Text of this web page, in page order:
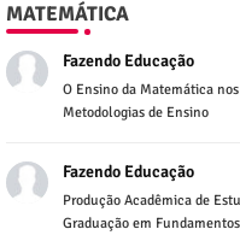
MATEMÁTICA
Fazendo Educação
O Ensino da Matemática
Metodologias de Ensino
Fazendo Educação
Produção Acadêmica de
Graduação em